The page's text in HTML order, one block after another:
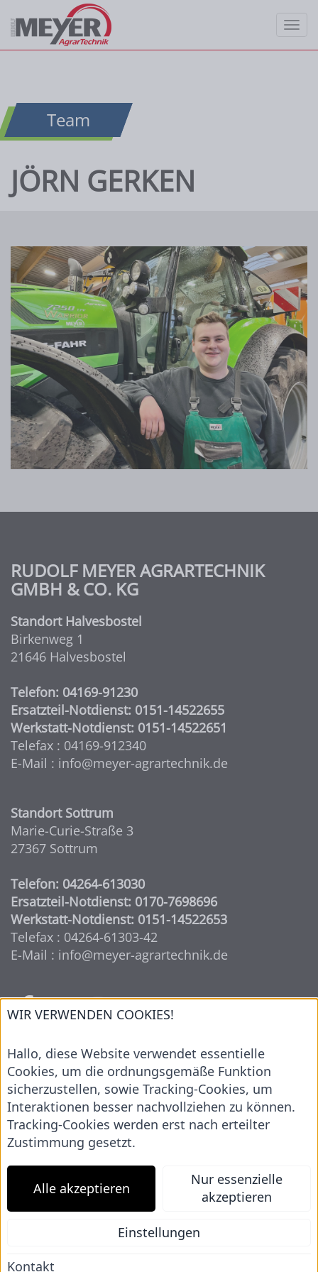
Jörn Gerken - Meyer
»Team»
Team
JÖRN GERKEN
RUDOLF MEYER AGRARTECHNIK
GMBH & CO. KG
Standort Halvesbostel
Birkenweg 1
21646 Halvesbostel
Telefon: 04169-91230
Ersatzteil-Notdienst: 0151-14522655
Werkstatt-Notdienst: 0151-14522651
Telefax : 04169-912340
E-Mail : info@meyer-agrartechnik.de
Standort Sottrum
Marie-Curie-Straße 3
27367 Sottrum
Telefon: 04264-613030
Ersatzteil-Notdienst: 0170-7698696
Werkstatt-Notdienst: 0151-14522653
Telefax : 04264-61303-42
E-Mail : info@meyer-agrartechnik.de
UNSERE MARKEN
AGB
WIR VERWENDEN COOKIES!
Hallo, diese Website verwendet essentielle
Cookies, um die ordnungsgemäße Funktion
sicherzustellen, sowie Tracking-Cookies, um
Interaktionen besser nachvollziehen zu können.
Tracking-Cookies werden erst nach erteilter
Zustimmung gesetzt.
Alle akzeptieren
Nur essenzielle
akzeptieren
Einstellungen
Kontakt